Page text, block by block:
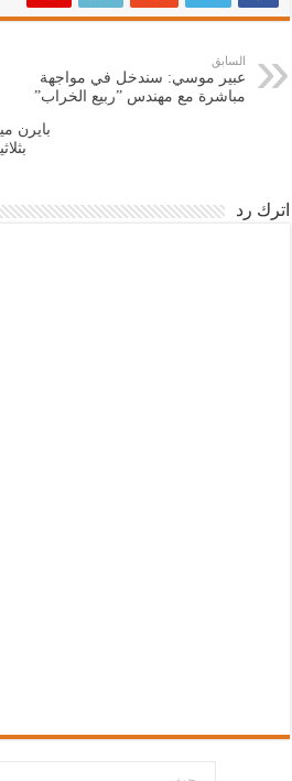
السابق
عبير موسي: سندخل في مواجهة
مباشرة مع مهندس ”ربيع الخراب”
بايرن
اترك رد